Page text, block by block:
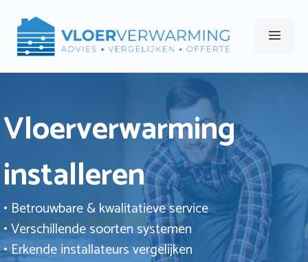
naar
Menu
Vloerverwarming
installeren
• Betrouwbare & kwalitatieve service
• Verschillende soorten systemen
• Erkende installateurs vergelijken